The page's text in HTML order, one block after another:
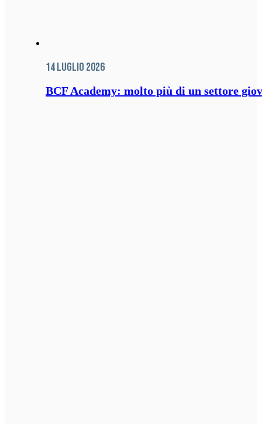
14 Luglio 2026
BCF Academy: molto più di un settore